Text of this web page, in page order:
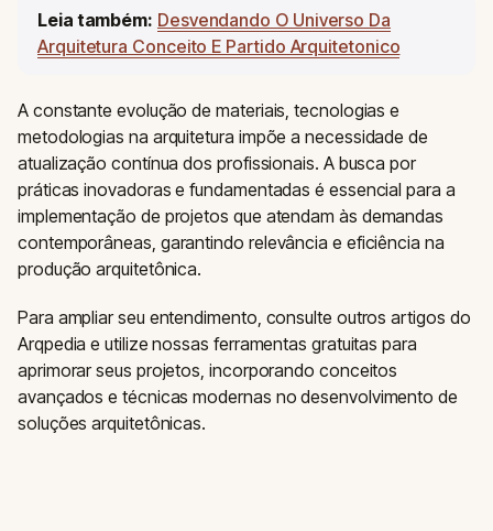
Leia também: Desvendando O Universo Da
Arquitetura Conceito E Partido Arquitetonico
A constante evolução de materiais, tecnologias e
metodologias na arquitetura impõe a necessidade de
atualização contínua dos profissionais. A busca por
práticas inovadoras e fundamentadas é essencial para a
implementação de projetos que atendam às demandas
contemporâneas, garantindo relevância e eficiência na
produção arquitetônica.
Para ampliar seu entendimento, consulte outros artigos do
Arqpedia e utilize nossas ferramentas gratuitas para
aprimorar seus projetos, incorporando conceitos
avançados e técnicas modernas no desenvolvimento de
soluções arquitetônicas.